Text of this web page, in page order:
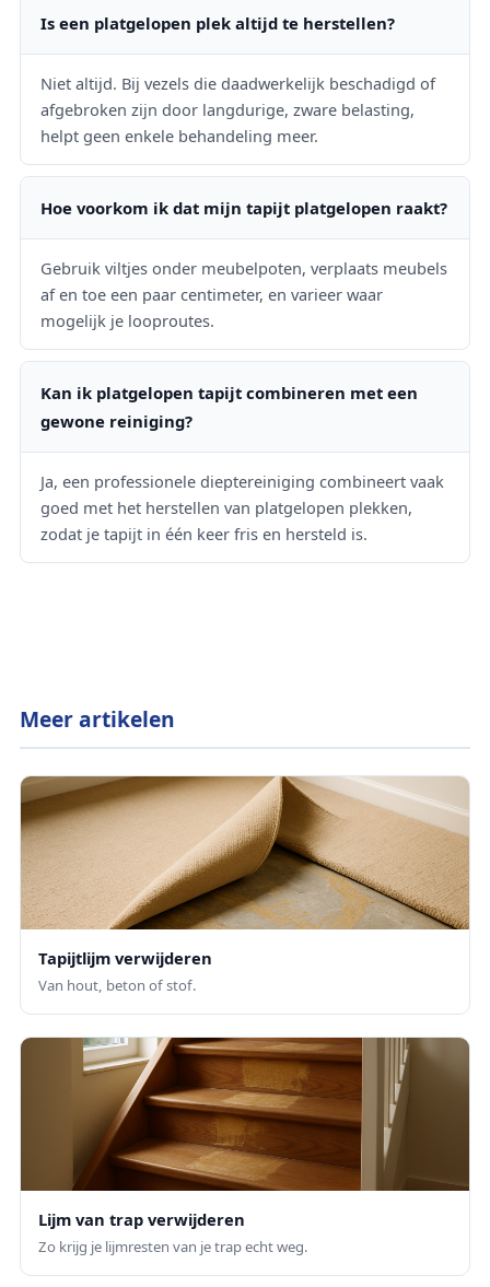
Is een platgelopen plek altijd te herstellen?
Niet altijd. Bij vezels die daadwerkelijk beschadigd of
afgebroken zijn door langdurige, zware belasting,
helpt geen enkele behandeling meer.
Hoe voorkom ik dat mijn tapijt platgelopen raakt?
Gebruik viltjes onder meubelpoten, verplaats meubels
af en toe een paar centimeter, en varieer waar
mogelijk je looproutes.
Kan ik platgelopen tapijt combineren met een
gewone reiniging?
Ja, een professionele dieptereiniging combineert vaak
goed met het herstellen van platgelopen plekken,
zodat je tapijt in één keer fris en hersteld is.
Meer artikelen
Tapijtlijm verwijderen
Van hout, beton of stof.
Lijm van trap verwijderen
Zo krijg je lijmresten van je trap echt weg.